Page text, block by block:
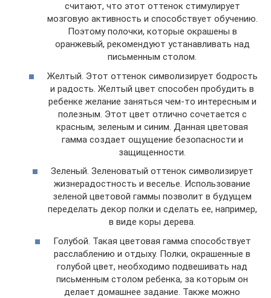
считают, что этот оттенок стимулирует
мозговую активность и способствует обучению.
Поэтому полочки, которые окрашены в
оранжевый, рекомендуют устанавливать над
письменным столом.
Желтый. Этот оттенок символизирует бодрость
и радость. Желтый цвет способен пробудить в
ребенке желание заняться чем-то интересным и
полезным. Этот цвет отлично сочетается с
красным, зеленым и синим. Данная цветовая
гамма создает ощущение безопасности и
защищенности.
Зеленый. Зеленоватый оттенок символизирует
жизнерадостность и веселье. Использование
зеленой цветовой гаммы позволит в будущем
переделать декор полки и сделать ее, например,
в виде коры дерева.
Голубой. Такая цветовая гамма способствует
расслаблению и отдыху. Полки, окрашенные в
голубой цвет, необходимо подвешивать над
письменным столом ребенка, за которым он
делает домашнее задание. Также можно